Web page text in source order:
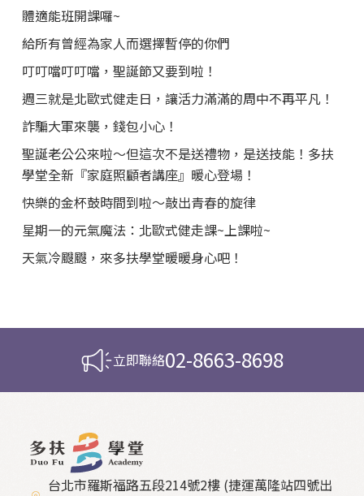
體適能班開課囉~
給所有曾經為家人而選擇暫停的你們
叮叮噹叮叮噹，聖誕節又要到啦！
週三就是北歐式健走日，讓活力滿滿的周中不再平凡！
詐騙大軍來襲，錢包小心！
聖誕老公公來啦～但這次不是送禮物，是送技能！多扶
學堂全新『家庭照顧者講座』暖心登場！
快樂的金杯鼓時間到啦～敲出青春的旋律
星期一的元氣魔法：北歐式健走課~上課啦~
天氣冷颼颼，來多扶學堂暖暖身心吧！
立即聯絡02-8663-8698
台北市羅斯福路五段214號2樓 (捷運萬隆站四號出